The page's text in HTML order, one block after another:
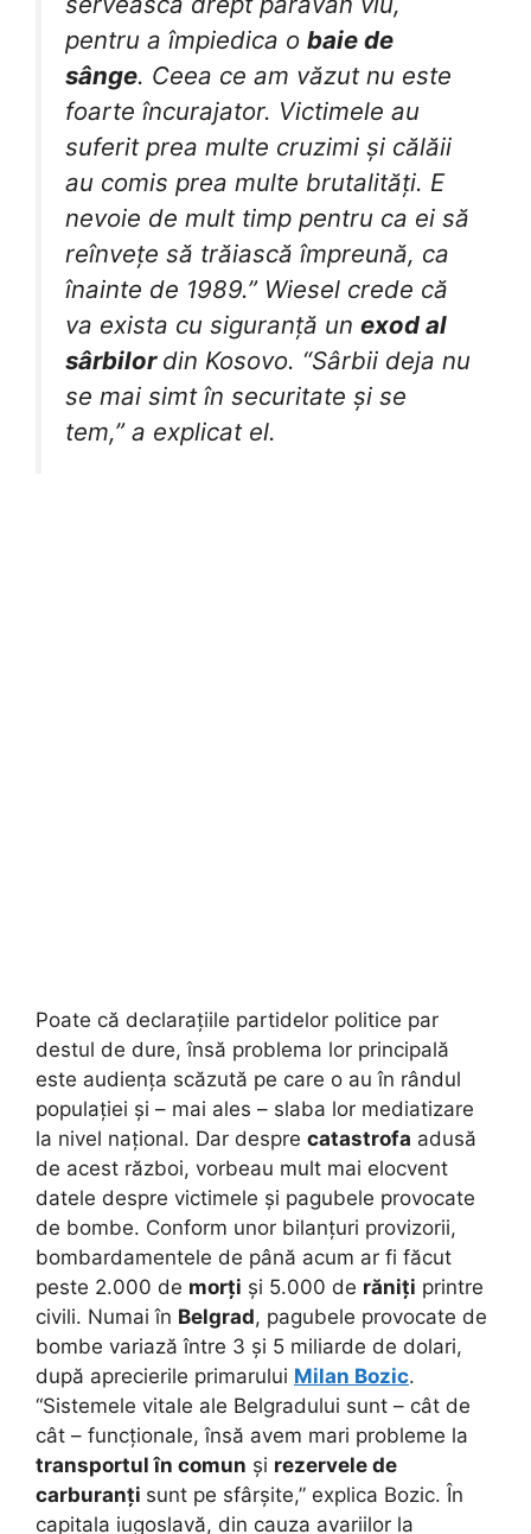
pentru a împiedica o baie de
sânge. Ceea ce am văzut nu este
foarte încurajator. Victimele au
suferit prea multe cruzimi și călăii
au comis prea multe brutalități. E
nevoie de mult timp pentru ca ei să
reînvețe să trăiască împreună, ca
înainte de 1989.” Wiesel crede că
va exista cu siguranță un exod al
sârbilor din Kosovo. “Sârbii deja nu
se mai simt în securitate și se
tem,” a explicat el.
Poate că declarațiile partidelor politice par
destul de dure, însă problema lor principală
este audiența scăzută pe care o au în rândul
populației și – mai ales – slaba lor mediatizare
la nivel național. Dar despre catastrofa adusă
de acest război, vorbeau mult mai elocvent
datele despre victimele și pagubele provocate
de bombe. Conform unor bilanțuri provizorii,
bombardamentele de până acum ar fi făcut
peste 2.000 de morți și 5.000 de răniți printre
civili. Numai în Belgrad, pagubele provocate de
bombe variază între 3 și 5 miliarde de dolari,
după aprecierile primarului Milan Bozic.
“Sistemele vitale ale Belgradului sunt – cât de
cât – funcționale, însă avem mari probleme la
transportul în comun și rezervele de
carburanți sunt pe sfârșite,” explica Bozic. În
capitala iugoslavă, din cauza avariilor la